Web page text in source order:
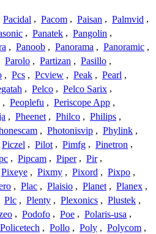
Pacidal , Pacom , Paisan , Palmvid ,
, Panatek , Pangolin ,
, Panoob , Panorama , Panoramic ,
Parolo , Partizan , Pasillo ,
, Pcs , Pcview , Peak , Pearl ,
, Pelco , Pelco Sarix ,
, Peoplefu , Periscope App ,
, Pheenet , Philco , Philips ,
, Photonisvip , Phylink ,
Piczel , Pilot , Pimfg , Pinetron ,
, Pipcam , Piper , Pir ,
Pixeye , Pixmy , Pixord , Pixpo ,
, Plac , Plaisio , Planet , Planex ,
Plc , Plenty , Plexonics , Plustek ,
, Podofo , Poe , Polaris-usa ,
Policetech , Pollo , Poly , Polycom ,